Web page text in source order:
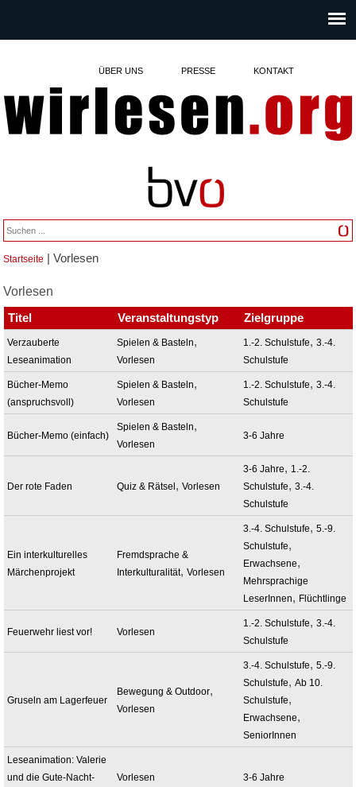
ÜBER UNS PRESSE KONTAKT
Sie sind hier
Startseite | Vorlesen
Vorlesen
Titel
Veranstaltungstyp Zielgruppe
Verzauberte
Leseanimation
Spielen & Basteln,
Vorlesen
1.-2. Schulstufe,3.-4.
Schulstufe
Bücher-Memo
(anspruchsvoll)
Spielen & Basteln,
Vorlesen
1.-2. Schulstufe,3.-4.
Schulstufe
Bücher-Memo (einfach)
Spielen & Basteln,
Vorlesen
3-6 Jahre
Der rote Faden Quiz & Rätsel,Vorlesen
3-6 Jahre, 1.-2.
Schulstufe,3.-4.
Schulstufe
Ein interkulturelles
Märchenprojekt
Fremdsprache &
Interkulturalität,Vorlesen
3.-4. Schulstufe,5.-9.
Schulstufe,
Erwachsene,
Mehrsprachige
LeserInnen, Flüchtlinge
Feuerwehr liest vor! Vorlesen
1.-2. Schulstufe,3.-4.
Schulstufe
Gruseln am Lagerfeuer
Bewegung & Outdoor,
Vorlesen
3.-4. Schulstufe,5.-9.
Schulstufe,Ab 10.
Schulstufe,
Erwachsene,
SeniorInnen
Leseanimation: Valerie
und die Gute-Nacht-
Vorlesen 3-6 Jahre